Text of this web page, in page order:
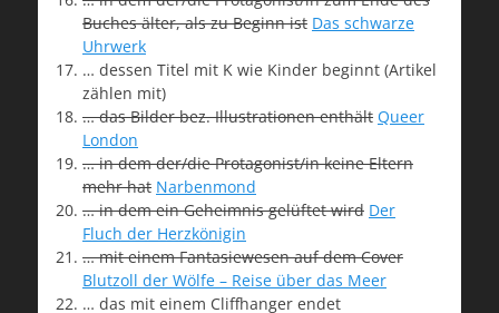
Buches älter, als zu Beginn ist Das schwarze
Uhrwerk
… dessen Titel mit K wie Kinder beginnt (Artikel
zählen mit)
… das Bilder bez. Illustrationen enthält Queer
London
… in dem der/die Protagonist/in keine Eltern
mehr hat Narbenmond
… in dem ein Geheimnis gelüftet wird Der
Fluch der Herzkönigin
… mit einem Fantasiewesen auf dem Cover
Blutzoll der Wölfe – Reise über das Meer
… das mit einem Cliffhanger endet